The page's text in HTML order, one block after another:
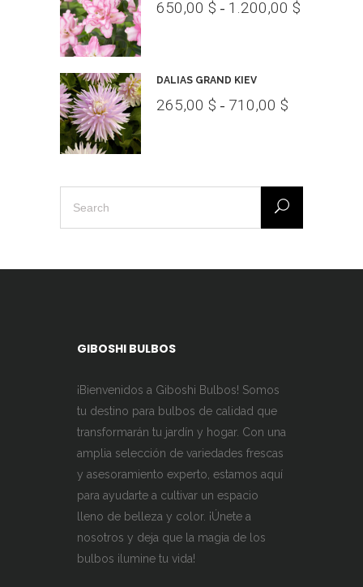
650,00 $ - 1.200,00 $
DALIAS GRAND KIEV
265,00 $ - 710,00 $
265,00 $
hasta
710,00 $
GIBOSHI BULBOS
¡Bienvenidos a Giboshi Bulbos! Somos
tu destino para bulbos de calidad que
transformarán tu jardín y hogar. Con una
amplia selección de variedades frescas
y asesoramiento experto, estamos aquí
para ayudarte a cultivar un espacio
lleno de belleza y color. ¡Únete a
nosotros y deja que la magia de los
bulbos ilumine tu vida!